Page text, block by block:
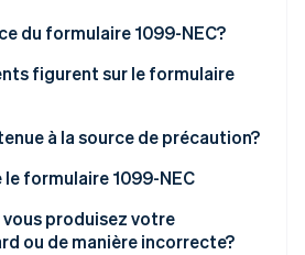
Stripe construit l’infrastructure
du formulaire 1099-NEC?
figurent sur le formulaire
pas sur un formulaire 1099-
à la source de précaution?
formulaire 1099-NEC
vous produisez votre
ou de manière incorrecte?